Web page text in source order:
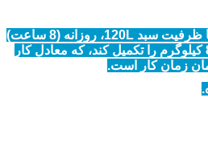
مثال: مدل ما SD-M / MT، با ظرفیت سبد 120L، روزانه (8 ساعت)
می تواند پردازش 400 ~ 800 کیلوگرم را تکمیل کند، که معادل کار